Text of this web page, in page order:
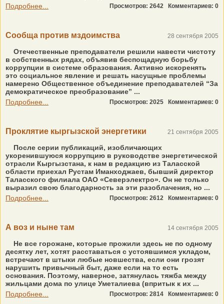
Подробнее...
Просмотров: 2642 Комментариев: 0
Сообща против мздоимства 28 сентября 2005
Отечественные преподаватели решили навести чистоту
в собственных рядах, объявив беспощадную борьбу
коррупции в системе образования. Активно искоренять
это социальное явление и решать насущные проблемы
намерено Общественное объединение преподавателей “За
демократическое преобразование” ...
Подробнее...
Просмотров: 2025 Комментариев: 0
Проклятие кыргызской энергетики 21 сентября 2005
После серии публикаций, изобличающих
укоренившуюся коррупцию в руководстве энергетической
отрасли Кыргызстана, к нам в редакцию из Таласской
области приехал Рустам Иманходжаев, бывший директор
Таласского филиала ОАО «Северэлектро». Он не только
выразил свою благодарность за эти разоблачения, но ...
Подробнее...
Просмотров: 2612 Комментариев: 0
А воз и ныне там 14 сентября 2005
Не все горожане, которые прожили здесь не по одному
десятку лет, хотят расставаться с устоявшимся укладом,
встречают в штыки любые новшества, если они грозят
нарушить привычный быт, даже если на то есть
основания. Поэтому, наверное, затянулась тяжба между
жильцами дома по улице Уметалиева (впритык к их ...
Подробнее...
Просмотров: 2814 Комментариев: 0